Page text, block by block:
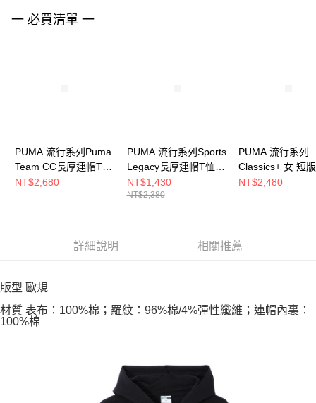
４．使用「AFTEE先享後付」時，將依據個別帳號之用戶狀況，依本公司即
一 必買清單 一
PUMA 流行系列Puma
Team CC長厚連帽T恤
(M) 男 連帽上衣
NT$2,680
PUMA 流行系列Sports
Legacy長厚連帽T恤
(M) 男 連帽上衣
63252792
NT$1,430
NT$2,380
PUMA 流行系列
Classics+ 女 短
連帽T恤
NT$2,480
詳細說明 相關推薦
版型 歐規
材質 表布：100%棉；羅紋：96%棉/4%彈性纖維；連帽內裏：
100%棉